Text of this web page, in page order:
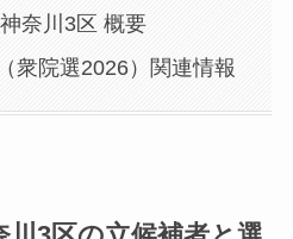
奈川3区 概要
衆院選2026）関連情報